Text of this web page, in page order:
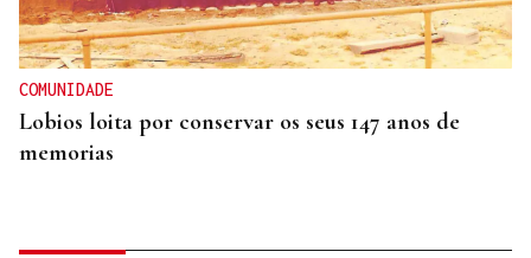
COMUNIDADE
Lobios loita por conservar os seus 147 anos de
memorias